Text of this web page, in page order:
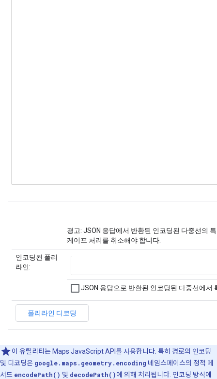
이 유틸리티는 Maps JavaScript API를 사용합니다. 특히 경로의 인코딩
및 디코딩은 google.maps.geometry.encoding 네임스페이스의 정적 메
서드 encodePath() 및 decodePath()에 의해 처리됩니다. 인코딩 방식에